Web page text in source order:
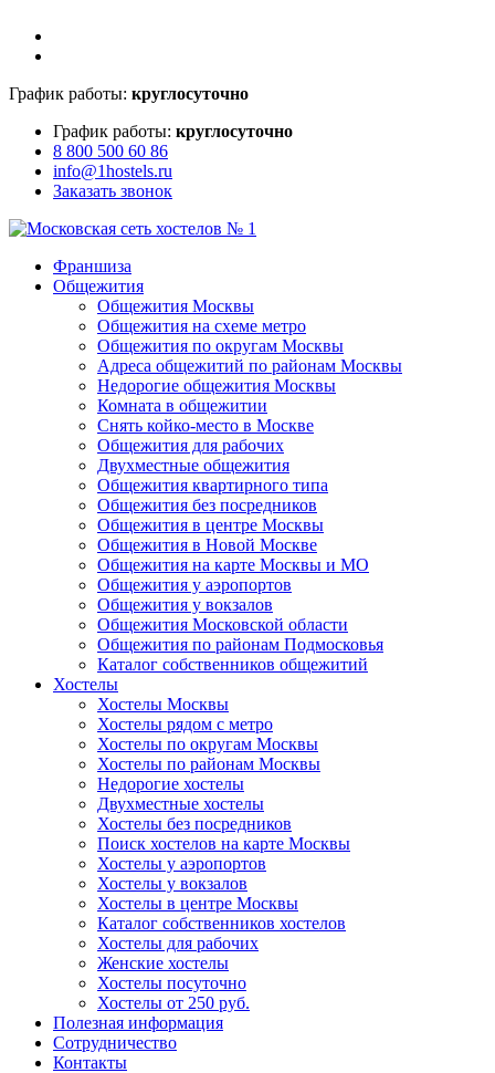
График работы: круглосуточно
График работы: круглосуточно
8 800 500 60 86
info@1hostels.ru
Заказать звонок
Франшиза
Общежития
Общежития Москвы
Общежития на схеме метро
Общежития по округам Москвы
Адреса общежитий по районам Москвы
Недорогие общежития Москвы
Комната в общежитии
Снять койко-место в Москве
Общежития для рабочих
Двухместные общежития
Общежития квартирного типа
Общежития без посредников
Общежития в центре Москвы
Общежития в Новой Москве
Общежития на карте Москвы и МО
Общежития у аэропортов
Общежития у вокзалов
Общежития Московской области
Общежития по районам Подмосковья
Каталог собственников общежитий
Хостелы
Хостелы Москвы
Хостелы рядом с метро
Хостелы по округам Москвы
Хостелы по районам Москвы
Недорогие хостелы
Двухместные хостелы
Хостелы без посредников
Поиск хостелов на карте Москвы
Хостелы у аэропортов
Хостелы у вокзалов
Хостелы в центре Москвы
Каталог собственников хостелов
Хостелы для рабочих
Женские хостелы
Хостелы посуточно
Хостелы от 250 руб.
Полезная информация
Сотрудничество
Контакты